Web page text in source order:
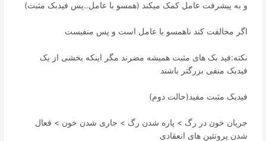
و به پیشرفت عامل کمک میکند (همسو با عامل..پس فیدبک مثبت)
اگر مخالفت کند ناهمسو با عامل است و پس منفیست
نکته:فید بک های مثبت همیشه مضرند مگر اینکه بخشی از یک
فیدبک منفی بزرگتر باشند
فیدبک مثبت مفید(حالت دوم)
جریان خون در رگ > پاره شدن رگ > جاری شدن خون > فعال
شدن پروتئین های انعقادی